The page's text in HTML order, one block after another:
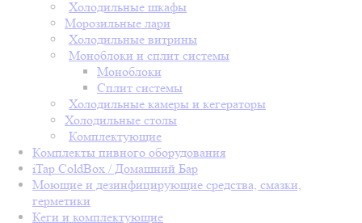
Холодильные шкафы
Морозильные лари
Холодильные витрины
Моноблоки и сплит системы
Моноблоки
Сплит системы
Холодильные камеры и кегераторы
Холодильные столы
Комплектующие
Комплекты пивного оборудования
iTap ColdBox / Домашний Бар
Моющие и дезинфицирующие средства, смазки,
герметики
Кеги и комплектующие